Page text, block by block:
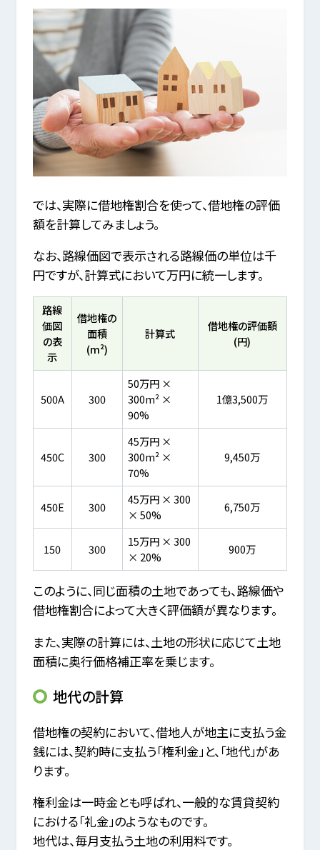
では、実際に借地権割合を使って、借地権の評価
額を計算してみましょう。
なお、路線価図で表示される路線価の単位は千
円ですが、計算式において万円に統一します。
路線
価図
の表
示
借地権の
面積
(m²)
計算式
借地権の評価額
(円)
500A 300
50万円 ×
300m² ×
90%
1億3,500万
450C 300
45万円 ×
300m² ×
70%
9,450万
450E 300
45万円 × 300
× 50%
6,750万
150 300
15万円 × 300
× 20%
900万
このように、同じ面積の土地であっても、路線価や
借地権割合によって大きく評価額が異なります。
また、実際の計算には、土地の形状に応じて土地
面積に奥行価格補正率を乗じます。
地代の計算
借地権の契約において、借地人が地主に支払う金
銭には、契約時に支払う「権利金」と、「地代」があ
ります。
権利金は一時金とも呼ばれ、一般的な賃貸契約
における「礼金」のようなものです。
地代は、毎月支払う土地の利用料です。